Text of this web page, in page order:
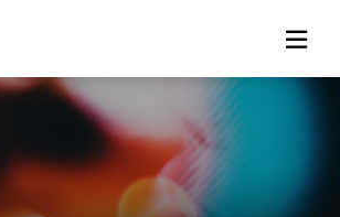
BIG UP!について
ニュース